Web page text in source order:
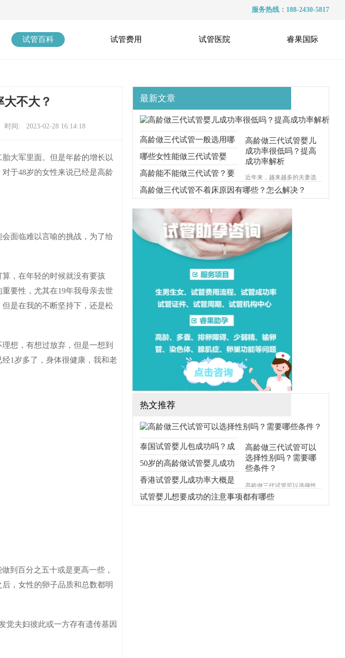
服务热线：188-2430-5817
试管百科 试管费用 试管医院 睿果国际
不大？
时间: 2023-02-28 16:14:18
大军里面。但是年龄的增长以
于48岁的女性来说已经是高龄
面临难以言喻的挑战，为了给
，在年轻的时候就没有要孩
要性，尤其在19年我母亲去世
是在我的不断坚持下，还是松
想，有想过放弃，但是一想到
1岁多了，身体很健康，我和老
到百分之五十或是更高一些，
，女性的卵子品质和总数都明
觉夫妇彼此或一方存有遗传基因
最新文章
高龄做三代试管婴儿
成功率很低吗？提高
成功率解析
近年来，越来越多的夫妻选
择通过试管婴儿技术来实现
生育梦想，但是许多人对于
疑虑和担忧。那么高龄女性
做试管是不是很低？让我们
一起来了解一下吧！（如果
还想了解更多的试管婴儿流
程、费用、成功率，可点击
高龄做三代试管一般选用哪
种方案？看看这些
哪些女性能做三代试管婴
儿？高龄还能做三代试管
吗？
高龄能不能做三代试管？要
满足这些
高龄做三代试管不着床原因有哪些？怎么解决？
热文推荐
高龄做三代试管可以
选择性别吗？需要哪
些条件？
高龄做三代试管可以选择性
别吗？随着试管婴儿技术的
发展，我们发现身边更多的
泰国试管婴儿包成功吗？成
功率多少？
50岁的高龄做试管婴儿成功
率高吗
香港试管婴儿成功率大概是
什么情况
试管婴儿想要成功的注意事项都有哪些